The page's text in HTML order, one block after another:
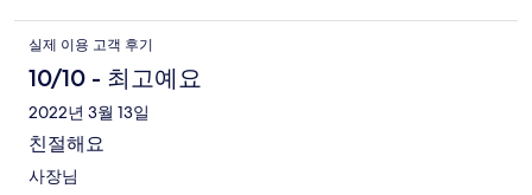
실제 이용 고객 후기
10/10 - 최고예요
2022년 3월 13일
친절해요
사장님